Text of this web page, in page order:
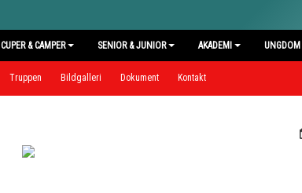
CUPER & CAMPER SENIOR & JUNIOR AKADEMI UNGDOM
Truppen Bildgalleri Dokument Kontakt